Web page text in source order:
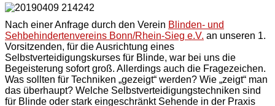
Nach einer Anfrage durch den Verein Blinden- und
Sehbehindertenvereins Bonn/Rhein-Sieg e.V. an unseren 1.
Vorsitzenden, für die Ausrichtung eines
Selbstverteidigungskurses für Blinde, war bei uns die
Begeisterung sofort groß. Allerdings auch die Fragezeichen.
Was sollten für Techniken „gezeigt“ werden? Wie „zeigt“ man
das überhaupt? Welche Selbstverteidigungstechniken sind
für Blinde oder stark eingeschränkt Sehende in der Praxis